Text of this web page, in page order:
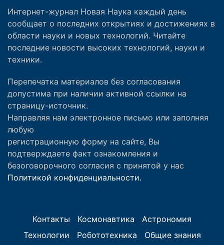
Интернет-журнал Новая Наука каждый день
сообщает о последних открытиях и достижениях в
области науки и новых технологий. Читайте
последние новости высоких технологий, науки и
техники.
Перепечатка материалов без согласования
допустима при наличии активной ссылки на
страницу-источник.
Направляя нам электронное письмо или заполняя
любую
регистрационную форму на сайте, Вы
подтверждаете факт ознакомления и
безоговорочного согласия с принятой у нас
Политикой конфиденциальности.
Контакты Космонавтика
Астрономия
Технологии
Робототехника Общие знания